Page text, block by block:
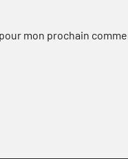
mon prochain